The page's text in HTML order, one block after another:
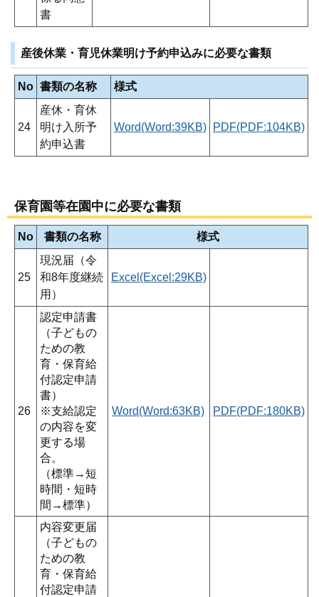
書
産後休業・育児休業明け予約申込みに必要な書類
No 書類の名称 様式
24
産休・育休
明け入所予
約申込書
Word(Word:39KB) PDF(PDF:104KB)
保育園等在園中に必要な書類
No 書類の名称 様式
25
現況届（令
和8年度継続
用）
Excel(Excel:29KB)
26
認定申請書
（子どもの
ための教
育・保育給
付認定申請
書）
※支給認定
の内容を変
更する場
合。
（標準→短
時間・短時
間→標準）
Word(Word:63KB) PDF(PDF:180KB)
内容変更届
（子どもの
ための教
育・保育給
付認定申請